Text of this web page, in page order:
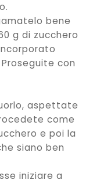
bene
g di zucchero
con
aspettate
come
e poi la
siano ben
iniziare a